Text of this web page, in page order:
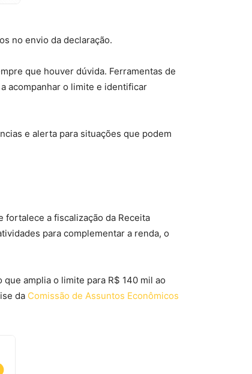
no envio da declaração.
que houver dúvida. Ferramentas de
acompanhar o limite e identificar
e alerta para situações que podem
fortalece a fiscalização da Receita
para complementar a renda, o
amplia o limite para R$ 140 mil ao
da Comissão de Assuntos Econômicos